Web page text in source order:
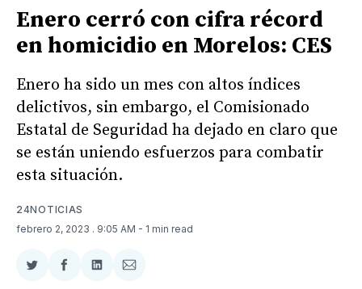
Enero cerró con cifra récord
en homicidio en Morelos: CES
Enero ha sido un mes con altos índices
delictivos, sin embargo, el Comisionado
Estatal de Seguridad ha dejado en claro que
se están uniendo esfuerzos para combatir
esta situación.
24NOTICIAS
febrero 2, 2023 . 9:05 AM - 1 min read
CompartirCompartir
CompartirCompartir